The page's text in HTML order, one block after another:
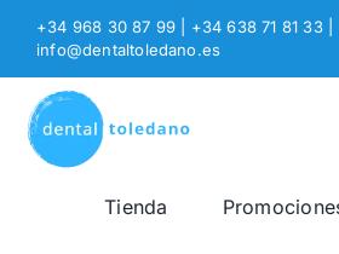
Saltar
contenido
+34 968 30 87 99 | +34 638 71 81 33
info@dentaltoledano.es
Tienda